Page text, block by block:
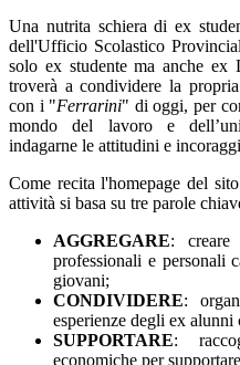
Una nutrita schiera di ex
dell'Ufficio Scolastico
solo ex studente ma anche
troverà a condividere la
con i "Ferrarini" di oggi, per
mondo del lavoro e
indagarne le attitudini e
Come recita l'homepage del
attività si basa su tre parole
AGGREGARE: creare
professionali e personali
giovani;
CONDIVIDERE:
esperienze degli ex
SUPPORTARE:
economiche per